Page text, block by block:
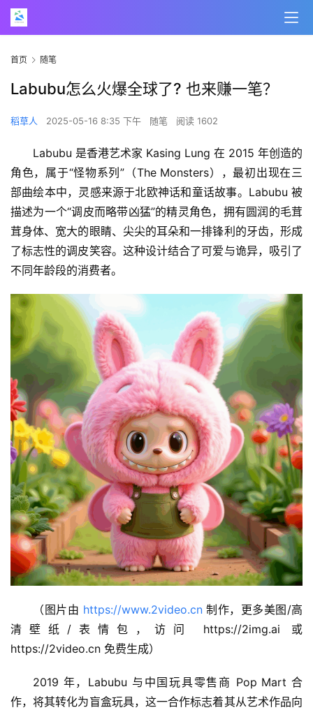
首页 随笔
Labubu怎么火爆全球了? 也来赚一笔？
稻草人 2025-05-16 8:35 下午 随笔 阅读 1602
Labubu 是香港艺术家 Kasing Lung 在 2015 年创造的
角色，属于“怪物系列”（The Monsters），最初出现在三
部曲绘本中，灵感来源于北欧神话和童话故事。Labubu 被
描述为一个“调皮而略带凶猛”的精灵角色，拥有圆润的毛茸
茸身体、宽大的眼睛、尖尖的耳朵和一排锋利的牙齿，形成
了标志性的调皮笑容。这种设计结合了可爱与诡异，吸引了
不同年龄段的消费者。
（图片由 https://www.2video.cn 制作，更多美图/高
清壁纸/表情包，访问 https://2img.ai 或
https://2video.cn 免费生成）
2019 年，Labubu 与中国玩具零售商 Pop Mart 合
作，将其转化为盲盒玩具，这一合作标志着其从艺术作品向